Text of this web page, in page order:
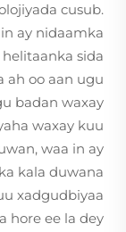
cusub.
ay nidaamka
sida
ah oo aan ugu
badan waxay
waxay kuu
waa in ay
kala duwana
xadgudbiyaa
hore ee la dey